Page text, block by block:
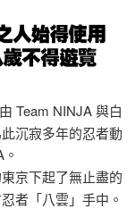
Team NINJA 與白
沉寂多年的忍者動
京下起了無止盡的
者「八雲」手中。